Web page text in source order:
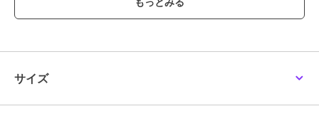
コート
贅沢なフレア分量が美しいシルエットを生むウールコート。
サイズ